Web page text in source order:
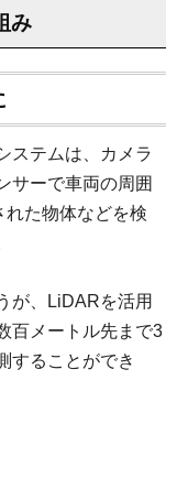
み
ステムは、カメラ
サーで車両の周囲
た物体などを検
が、LiDARを活用
百メートル先まで3
することができ